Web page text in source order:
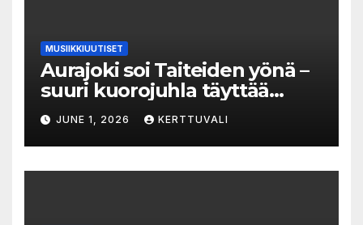
MUSIIKKIUUTISET
Aurajoki soi Taiteiden yönä –
suuri kuorojuhla täyttää
jokirannan musiikilla
JUNE 1, 2026 KERTTUVALI